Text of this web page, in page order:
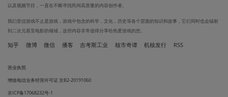
以及视频节目，一直在不断寻找民间高质量的内容创作者。
我们坚信游戏不止是游戏，游戏中包含的科学，文化，历史等各个层面的知识和故事，它们同时也会辐射
到二次元甚至电影的领域，这些内容非常值得分享给热爱游戏的您。
知乎 微博 微信 播客 吉考斯工业 核市奇谭 机核发行 RSS
营业执照
增值电信业务经营许可证 京B2-20191060
京ICP备17068232号-1